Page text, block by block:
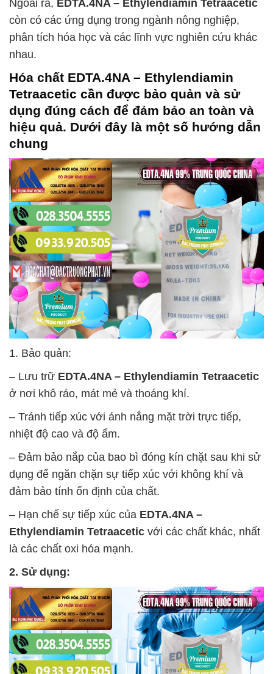
Ngoài ra, EDTA.4NA – Ethylendiamin Tetraacetic
còn có các ứng dụng trong ngành nông nghiệp,
phân tích hóa học và các lĩnh vực nghiên cứu khác
nhau.
Hóa chất EDTA.4NA – Ethylendiamin
Tetraacetic cần được bảo quản và sử
dụng đúng cách để đảm bảo an toàn và
hiệu quả. Dưới đây là một số hướng dẫn
chung
1. Bảo quản:
– Lưu trữ EDTA.4NA – Ethylendiamin Tetraacetic
ở nơi khô ráo, mát mẻ và thoáng khí.
– Tránh tiếp xúc với ánh nắng mặt trời trực tiếp,
nhiệt độ cao và độ ẩm.
– Đảm bảo nắp của bao bì đóng kín chặt sau khi sử
dụng để ngăn chặn sự tiếp xúc với không khí và
đảm bảo tính ổn định của chất.
– Hạn chế sự tiếp xúc của EDTA.4NA –
Ethylendiamin Tetraacetic với các chất khác, nhất
là các chất oxi hóa mạnh.
2. Sử dụng: